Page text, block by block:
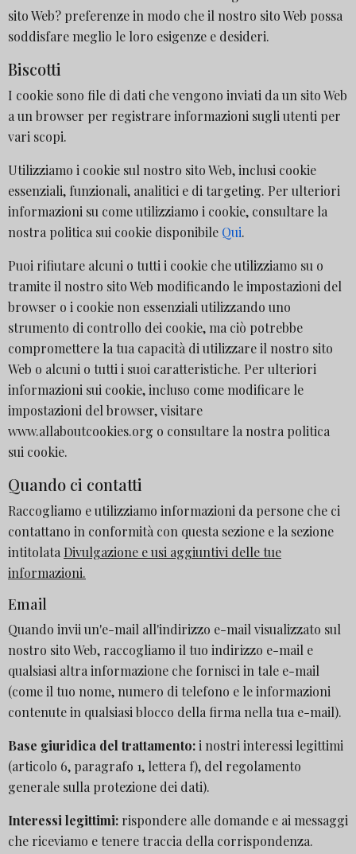
sito Web? preferenze in modo che il nostro sito Web possa
soddisfare meglio le loro esigenze e desideri.
Biscotti
I cookie sono file di dati che vengono inviati da un sito Web
a un browser per registrare informazioni sugli utenti per
vari scopi.
Utilizziamo i cookie sul nostro sito Web, inclusi cookie
essenziali, funzionali, analitici e di targeting. Per ulteriori
informazioni su come utilizziamo i cookie, consultare la
nostra politica sui cookie disponibile Qui.
Puoi rifiutare alcuni o tutti i cookie che utilizziamo su o
tramite il nostro sito Web modificando le impostazioni del
browser o i cookie non essenziali utilizzando uno
strumento di controllo dei cookie, ma ciò potrebbe
compromettere la tua capacità di utilizzare il nostro sito
Web o alcuni o tutti i suoi caratteristiche. Per ulteriori
informazioni sui cookie, incluso come modificare le
impostazioni del browser, visitare
www.allaboutcookies.org o consultare la nostra politica
sui cookie.
Quando ci contatti
Raccogliamo e utilizziamo informazioni da persone che ci
contattano in conformità con questa sezione e la sezione
intitolata Divulgazione e usi aggiuntivi delle tue
informazioni.
Email
Quando invii un'e-mail all'indirizzo e-mail visualizzato sul
nostro sito Web, raccogliamo il tuo indirizzo e-mail e
qualsiasi altra informazione che fornisci in tale e-mail
(come il tuo nome, numero di telefono e le informazioni
contenute in qualsiasi blocco della firma nella tua e-mail).
Base giuridica del trattamento:i nostri interessi legittimi
(articolo 6, paragrafo 1, lettera f), del regolamento
generale sulla protezione dei dati).
Interessi legittimi: rispondere alle domande e ai messaggi
che riceviamo e tenere traccia della corrispondenza.